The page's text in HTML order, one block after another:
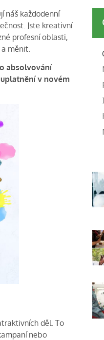
náš každodenní
Jste kreativní
profesní oblasti,
měnit.
absolvování
v novém
děl. To
nebo